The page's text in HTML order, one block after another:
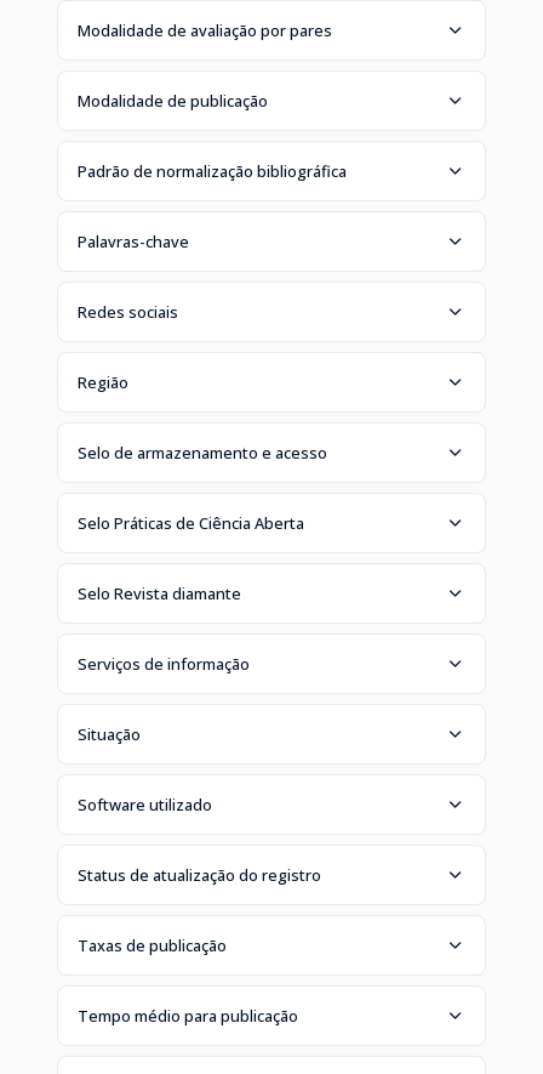
Modalidade de avaliação por pares
Modalidade de publicação
Padrão de normalização bibliográfica
Palavras-chave
Redes sociais
Região
Selo de armazenamento e acesso
Selo Práticas de Ciência Aberta
Selo Revista diamante
Serviços de informação
Situação
Software utilizado
Status de atualização do registro
Taxas de publicação
Tempo médio para publicação